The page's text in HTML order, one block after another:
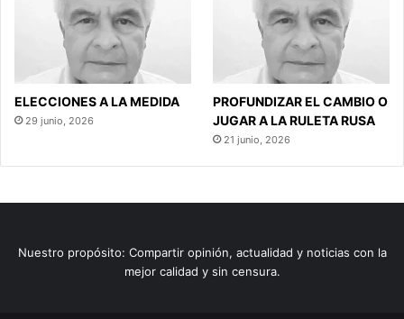
ELECCIONES A LA MEDIDA
29 junio, 2026
PROFUNDIZAR EL CAMBIO O
JUGAR A LA RULETA RUSA
21 junio, 2026
Nuestro propósito: Compartir opinión, actualidad y noticias con la
mejor calidad y sin censura.